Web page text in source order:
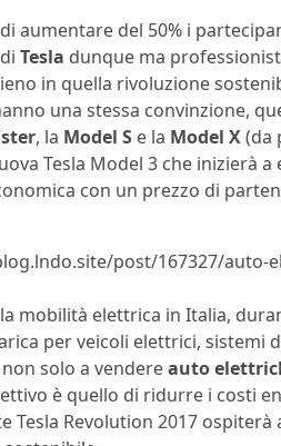
aumentare del 50% i
Tesla dunque ma
in quella rivoluzione
una stessa convinzione,
, la Model S e la Model X(da
Tesla Model 3 che inizierà
con un prezzo di
post/167327/auto-
mobilità elettrica in Italia,
per veicoli elettrici, sistemi
solo a vendereauto
è quello di ridurre i costi
Revolution 2017 ospiterà